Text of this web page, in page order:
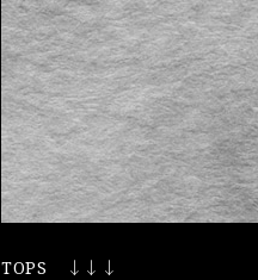
TOPS ↓↓↓